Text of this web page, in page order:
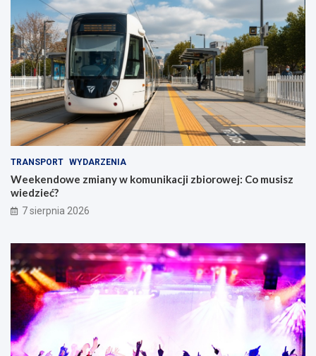
TRANSPORT WYDARZENIA
Weekendowe zmiany w komunikacji zbiorowej: Co musisz
wiedzieć?
7 sierpnia 2026